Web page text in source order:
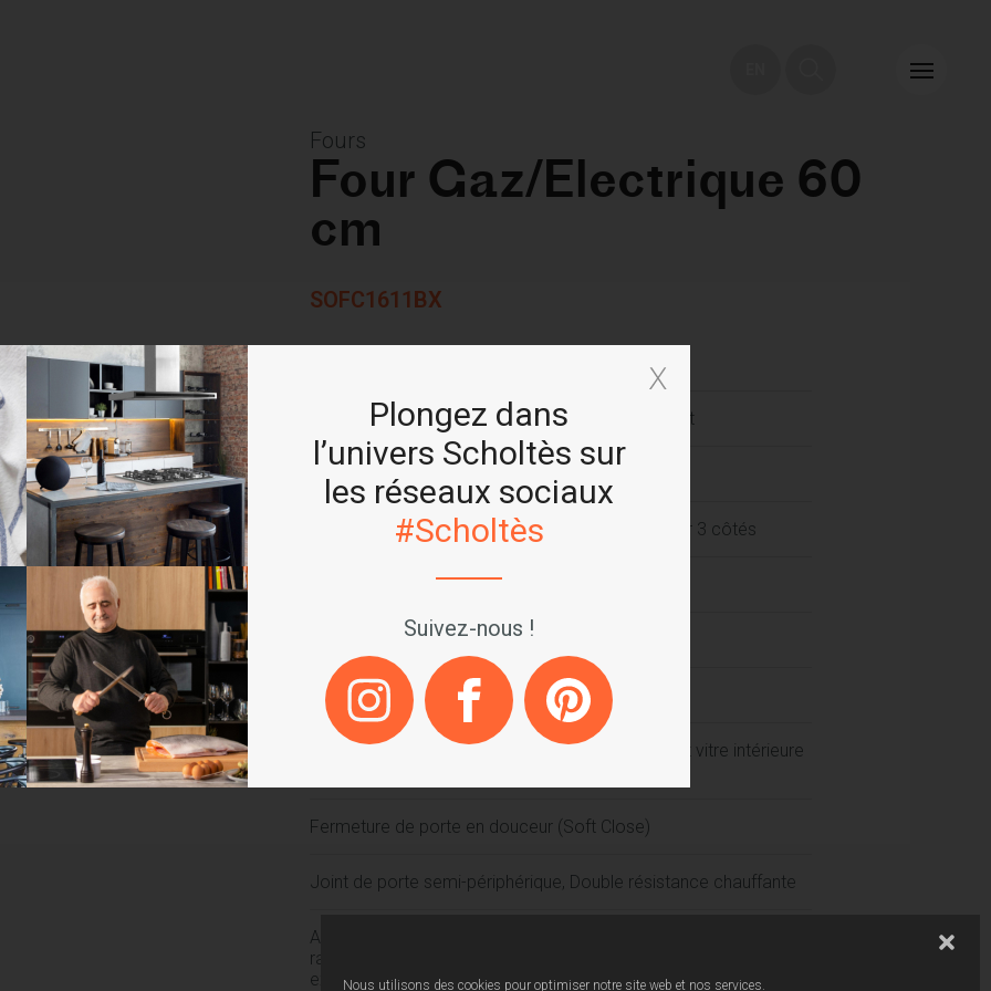
Nous utilisons des cookies pour optimiser notre site web et nos services.
Fours
Four Gaz/Electrique 60
cm
SOFC1611BX
Ventilateur Turbo et ventilateur de refroidissement
Cavité en émail noir et revêtement catalytique sur 3 côtés
Supports de grilles chromés à 5 niveaux
Éclairage intérieur du four
Thermostat électrique et Thermostat gaz
Porte à triple vitrage avec système Easy Clean et vitre intérieure
Fermeture de porte en douceur (Soft Close)
Joint de porte semi-périphérique, Double résistance chauffante
Accessoires : 2 plaques de cuisson, 1 grille, 1 panier Air Fryer, 1
rail télescopique à extension totale et 1 rail télescopique semi-
extensible
Plongez dans
l’univers Scholtès sur
les réseaux sociaux
#Scholtès
Suivez-nous !